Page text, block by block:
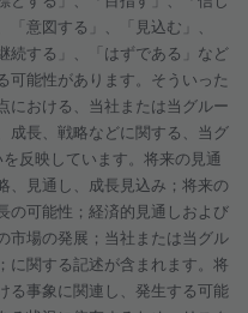
意図する」、「見込む」、
続する」、「はずである」など
可能性があります。そういった
における、当社または当グルー
成長、戦略などに関する、当グ
反映しています。将来の見通
、見通し、成長見込み；将来の
の可能性；経済的見通しおよび
市場の発展；当社または当グル
に関する記述が含まれます。将
る事象に関連し、発生する可能